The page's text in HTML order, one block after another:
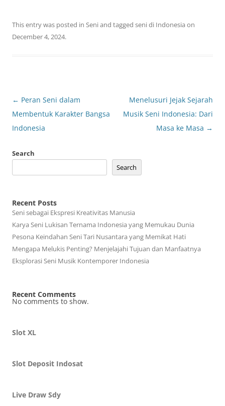
This entry was posted in Seniand tagged seni di Indonesia on
December 4, 2024.
Post
navigation
← Peran Seni dalam
Membentuk Karakter Bangsa
Indonesia
Menelusuri Jejak Sejarah
Musik Seni Indonesia: Dari
Masa ke Masa →
Search
Search
Recent Posts
Seni sebagai Ekspresi Kreativitas Manusia
Karya Seni Lukisan Ternama Indonesia yang Memukau Dunia
Pesona Keindahan Seni Tari Nusantara yang Memikat Hati
Mengapa Melukis Penting? Menjelajahi Tujuan dan Manfaatnya
Eksplorasi Seni Musik Kontemporer Indonesia
Recent Comments
No comments to show.
Slot XL
Slot Deposit Indosat
Live Draw Sdy